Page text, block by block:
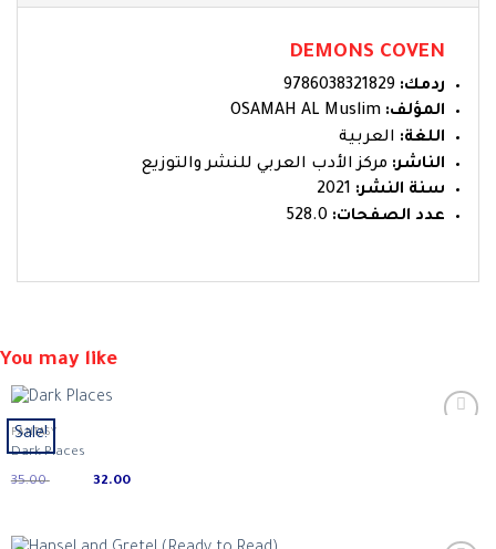
DEMONS COVEN
ردمك:
المؤلف:
اللغة: العربية
الناشر: مركز الأدب العربي للنشر والتوزيع
سنة النشر:
عدد الصفحات:
You may like
Sale!
FANTASY
Dark Places
35.00
Original
price 32.00